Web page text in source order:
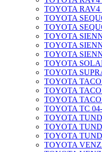
TOYOTA RAV4
TOYOTA
TOYOTA
TOYOTA
TOYOTA
TOYOTA
TOYOTA
TOYOTA
TOYOTA
TOYOTA
TOYOTA
TOYOTA TC
TOYOTA
TOYOTA
TOYOTA
TOYOTA